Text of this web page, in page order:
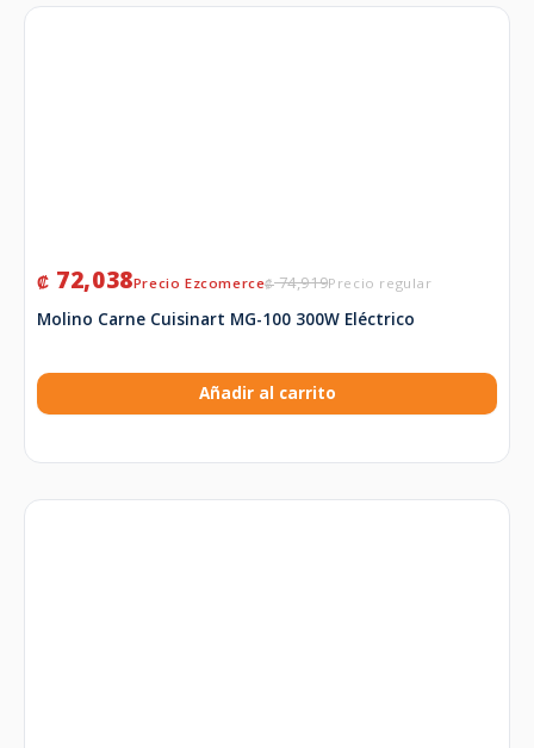
₡74,919
₡ 72,038
Molino Carne Cuisinart MG-100 300W Eléctrico
Añadir al carrito